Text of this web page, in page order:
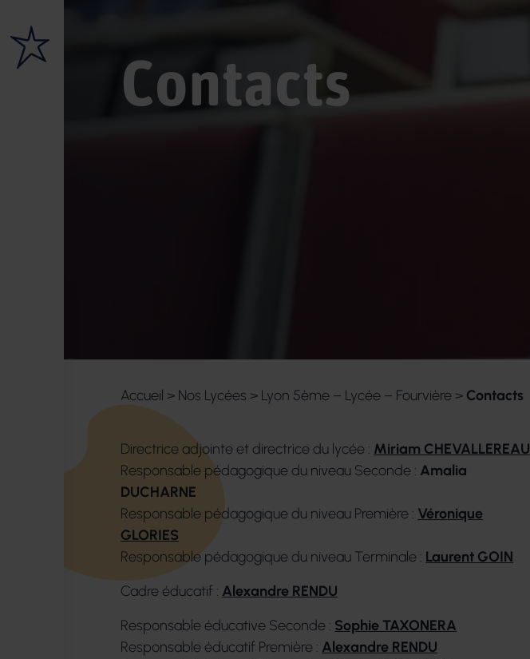
Contacts
Accueil > Nos Lycées > Lyon 5ème – Lycée – Fourvière > Contacts
Directrice adjointe et directrice du lycée : Miriam CHEVALLEREAU
Responsable pédagogique du niveau Seconde : Amalia
DUCHARNE
Responsable pédagogique du niveau Première : Véronique
GLORIES
Responsable pédagogique du niveau Terminale : Laurent GOIN
Cadre éducatif : Alexandre RENDU
Responsable éducative Seconde : Sophie TAXONERA
Responsable éducatif Première : Alexandre RENDU